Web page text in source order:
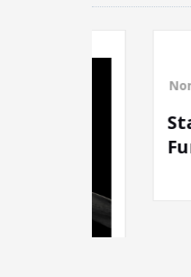
Non classé
Stage
Furieux